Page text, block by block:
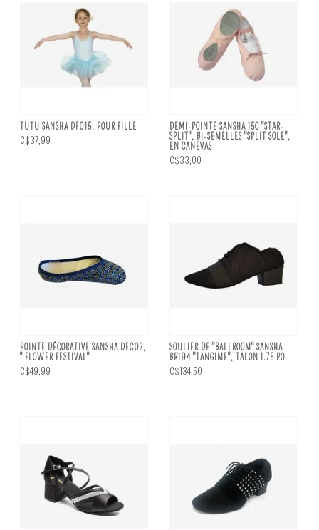
TUTU SANSHA DF015, POUR FILLE
C$37,99
DEMI-POINTE SANSHA 15C "STAR-
SPLIT", BI-SEMELLES "SPLIT SOLE",
EN CANEVAS
C$33,00
POINTE DÉCORATIVE SANSHA DEC03,
" FLOWER FESTIVAL"
C$49,99
SOULIER DE "BALLROOM" SANSHA
BR194 "TANGIME", TALON 1.75 PO.
C$134,50